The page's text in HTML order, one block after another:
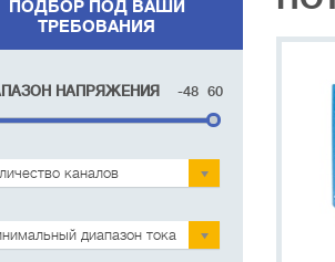
ПОДБОР ПОД ВАШИ
ТРЕБОВАНИЯ
НАПРЯЖЕНИЯ -48 60
каналов
диапазон тока